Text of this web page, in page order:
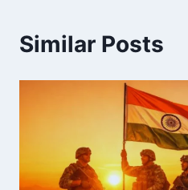
Similar Posts